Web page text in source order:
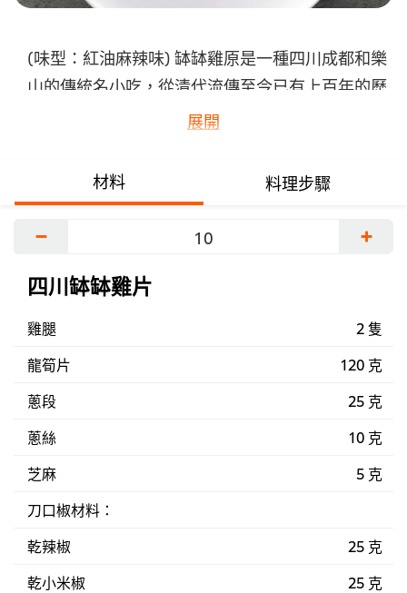
(味型：紅油麻辣味) 缽缽雞原是一種四川成都和樂
山的傳統名小吃，從清代流傳至今已有上百年的歷
史，這邊的缽指的是陶製的食器，盛放以麻辣為主
嫩，麻辣鮮香，甜鹹適中的特色。 後來經由創新
改變成為酒樓宴會菜色後，將偏麻辣味型改成偏紅
油味，味感上更豐富，擺盤呈現的方式也更精緻，
展開
材料 料理步驟
− +
四川缽缽雞片
雞腿
2 隻
龍筍片
120 克
蔥段
25 克
蔥絲
10 克
芝麻
5 克
刀口椒材料：
乾辣椒
25 克
乾小米椒
25 克